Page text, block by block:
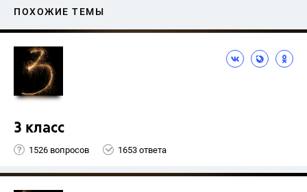
ПОХОЖИЕ ТЕМЫ
3 класс
1526 вопросов 1653 ответа